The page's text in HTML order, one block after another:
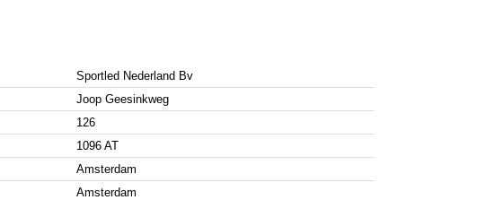
Sportled Nederland Bv
Joop Geesinkweg
126
1096 AT
Amsterdam
Amsterdam